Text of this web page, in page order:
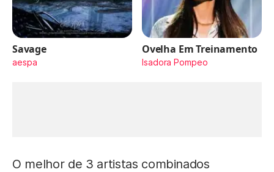
Savage
aespa
Ovelha Em Treinamento
Isadora Pompeo
O melhor de 3 artistas combinados